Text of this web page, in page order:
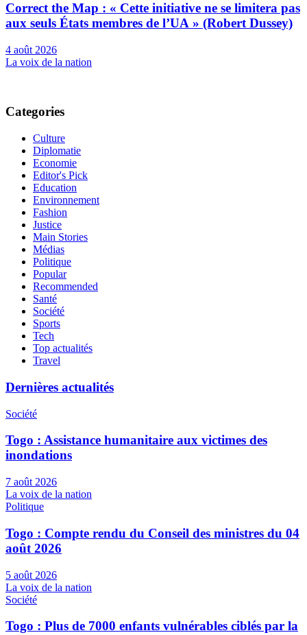
Correct the Map : « Cette initiative ne se limitera pas
aux seuls États membres de l’UA » (Robert Dussey)
4 août 2026
La voix de la nation
Categories
Culture
Diplomatie
Economie
Editor's Pick
Education
Environnement
Fashion
Justice
Main Stories
Médias
Politique
Popular
Recommended
Santé
Société
Sports
Tech
Top actualités
Travel
Dernières actualités
Société
Togo : Assistance humanitaire aux victimes des
inondations
7 août 2026
La voix de la nation
Politique
Togo : Compte rendu du Conseil des ministres du 04
août 2026
5 août 2026
La voix de la nation
Société
Togo : Plus de 7000 enfants vulnérables ciblés par la